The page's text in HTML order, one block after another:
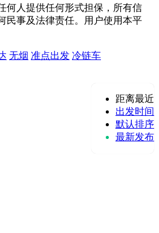
何人提供任何形式担保，所有信
民事及法律责任。用户使用本平
无烟 准点出发 冷链车
距离最近
出发时间
默认排序
最新发布